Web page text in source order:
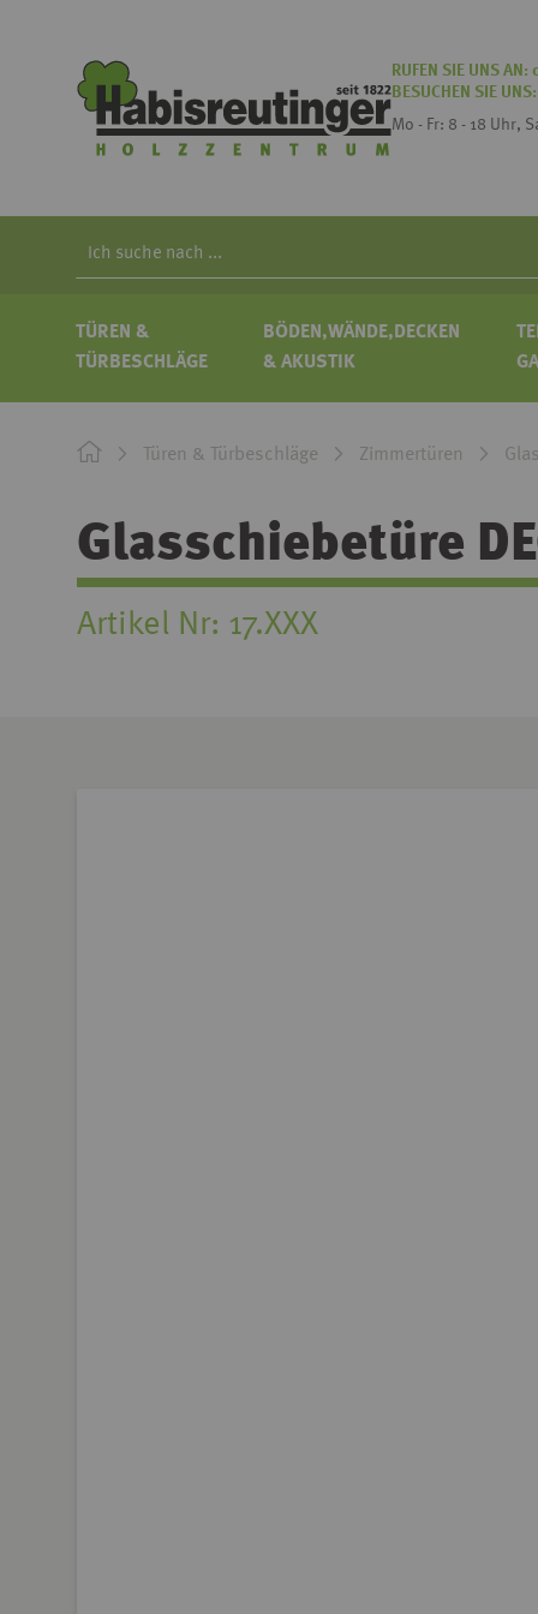
RUFEN SIE UNS AN:
BESUCHEN SIE UNS:
Mo - Fr: 8 - 18 Uhr,
Search
TÜREN &
TÜRBESCHLÄGE
BÖDEN,WÄNDE,DECKEN
& AKUSTIK
Türen & Türbeschläge Zimmertüren
Glasschiebetüre
Artikel Nr 17.XXX